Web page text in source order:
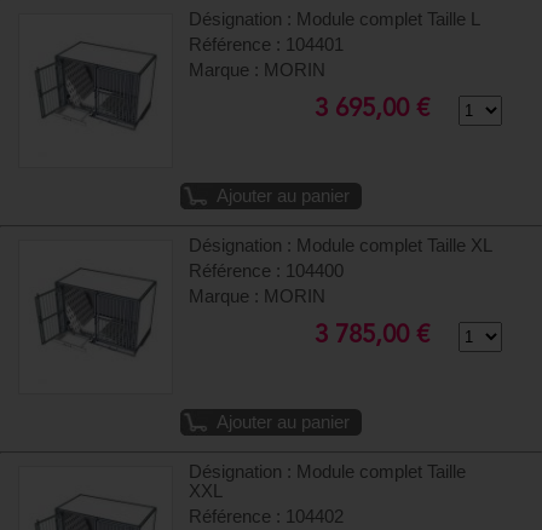
Désignation : Module complet Taille L
Référence : 104401
Marque : MORIN
3 695,00 €
Ajouter au panier
Désignation : Module complet Taille XL
Référence : 104400
Marque : MORIN
3 785,00 €
Ajouter au panier
Désignation : Module complet Taille
XXL
Référence : 104402